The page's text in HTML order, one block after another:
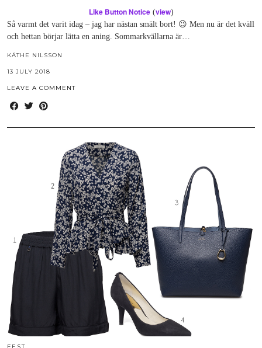
Like Button Notice(view)
Så varmt det varit idag – jag har nästan smält bort! 😉 Men nu är det kväll
och hettan börjar lätta en aning. Sommarkvällarna är…
KÄTHE NILSSON
13 JULY 2018
LEAVE A COMMENT
FEST